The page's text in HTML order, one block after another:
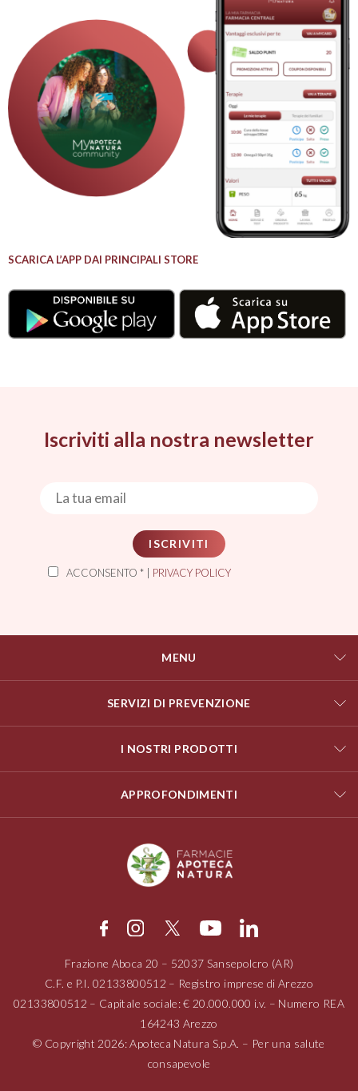
SCARICA L’APP DAI PRINCIPALI STORE
Iscriviti alla nostra newsletter
ISCRIVITI
ACCONSENTO * | PRIVACY POLICY
MENU
SERVIZI DI PREVENZIONE
I NOSTRI PRODOTTI
APPROFONDIMENTI
Frazione Aboca 20 – 52037 Sansepolcro (AR)
C.F. e P.I.02133800512 – Registro imprese di Arezzo
02133800512 – Capitale sociale: € 20.000.000 i.v. – Numero REA
164243 Arezzo
© Copyright 2026: Apoteca Natura S.p.A. – Per una salute
consapevole